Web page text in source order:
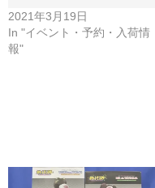
2021年3月19日
In "イベント・予約・入荷情
報"